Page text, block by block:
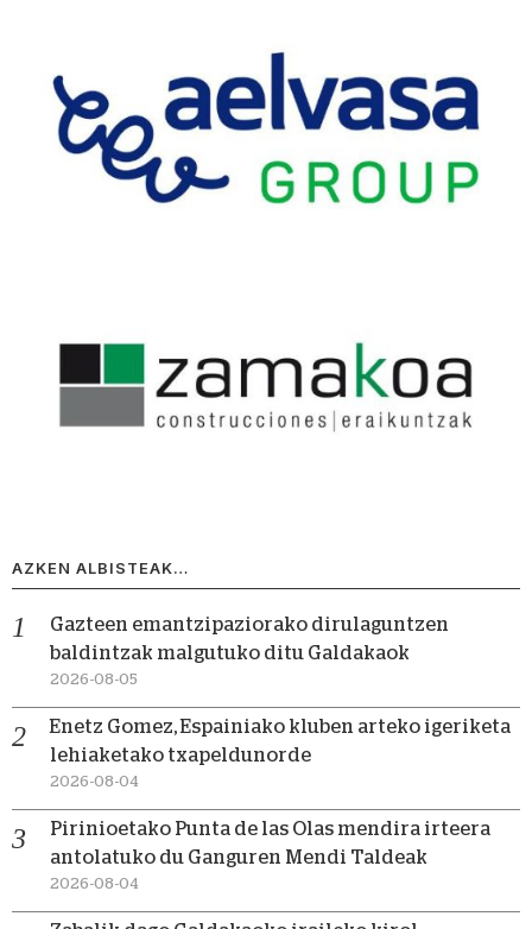
AZKEN ALBISTEAK…
Gazteen emantzipaziorako dirulaguntzen
baldintzak malgutuko ditu Galdakaok
2026-08-05
Enetz Gomez, Espainiako kluben arteko igeriketa
lehiaketako txapeldunorde
2026-08-04
Pirinioetako Punta de las Olas mendira irteera
antolatuko du Ganguren Mendi Taldeak
2026-08-04